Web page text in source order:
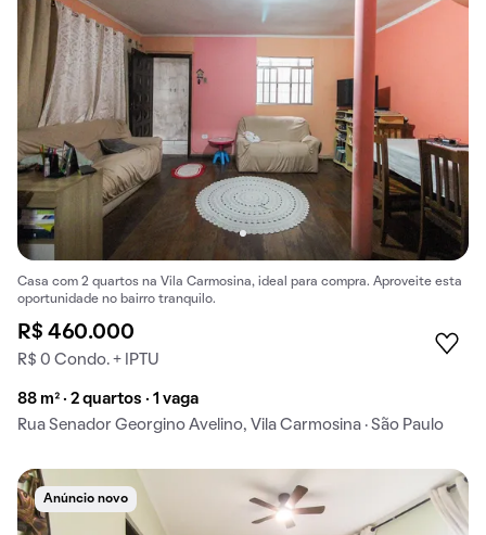
Casa com 2 quartos na Vila Carmosina, ideal para compra. Aproveite esta
oportunidade no bairro tranquilo.
R$ 460.000
R$ 0 Condo. + IPTU
88 m² · 2 quartos · 1 vaga
Rua Senador Georgino Avelino, Vila Carmosina · São Paulo
Anúncio novo